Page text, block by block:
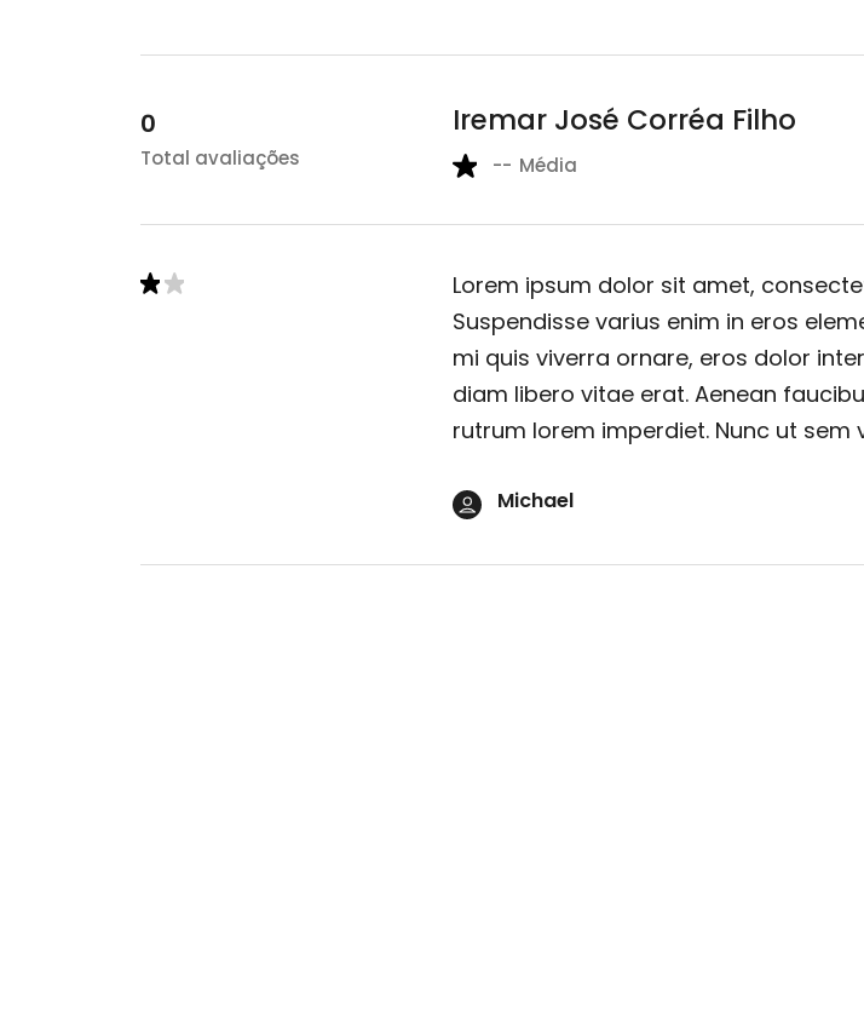
0
Total avaliações
Iremar José Corréa Filho
-- Média
Lorem ipsum dolor sit amet,
Suspendisse varius enim in eros
mi quis viverra ornare, eros dolor
diam libero vitae erat. Aenean
rutrum lorem imperdiet. Nunc ut sem
Michael